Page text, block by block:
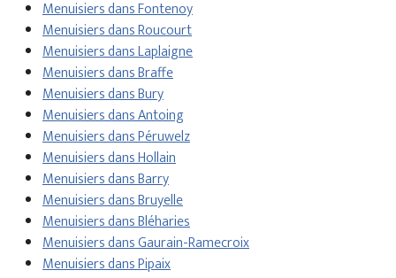
Menuisiers dans Fontenoy
Menuisiers dans Roucourt
Menuisiers dans Laplaigne
Menuisiers dans Braffe
Menuisiers dans Bury
Menuisiers dans Antoing
Menuisiers dans Péruwelz
Menuisiers dans Hollain
Menuisiers dans Barry
Menuisiers dans Bruyelle
Menuisiers dans Bléharies
Menuisiers dans Gaurain-Ramecroix
Menuisiers dans Pipaix